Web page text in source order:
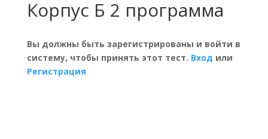
Корпус Б 2 программа
Вы должны быть зарегистрированы и войти в
систему, чтобы принять этот тест. Вход или
Регистрация